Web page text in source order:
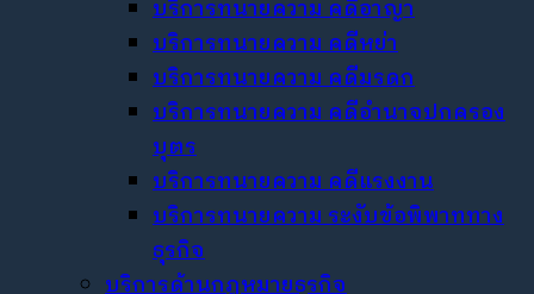
บริการทนายความ คดีอาญา
บริการทนายความ คดีหย่า
บริการทนายความ คดีมรดก
บริการทนายความ คดีอำนาจปกครอง
บุตร
บริการทนายความ คดีแรงงาน
บริการทนายความ ระงับข้อพิพาททาง
ธุรกิจ
บริการด้านกฎหมายธุรกิจ